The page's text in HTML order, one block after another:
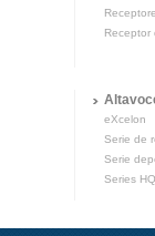
Receptor
eXcelon
Serie de
Serie
Series